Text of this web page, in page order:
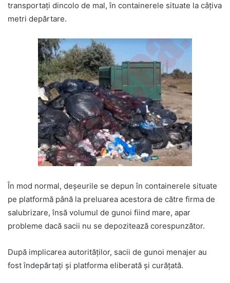
transportați dincolo de mal, în containerele situate la câțiva
metri depărtare.
În mod normal, deșeurile se depun în containerele situate
pe platformă până la preluarea acestora de către firma de
salubrizare, însă volumul de gunoi fiind mare, apar
probleme dacă sacii nu se depozitează corespunzător.
După implicarea autorităților, sacii de gunoi menajer au
fost îndepărtați și platforma eliberată și curățată.